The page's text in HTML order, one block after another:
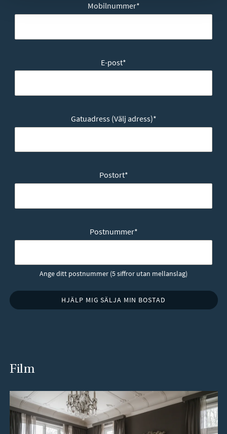
Mobilnummer*
E-post*
Gatuadress (Välj adress)*
Postort*
Postnummer*
Ange ditt postnummer (5 siffror utan mellanslag)
Film